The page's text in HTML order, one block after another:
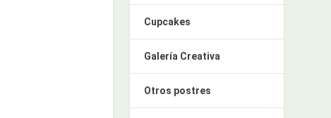
Cupcakes
Galería Creativa
Otros postres